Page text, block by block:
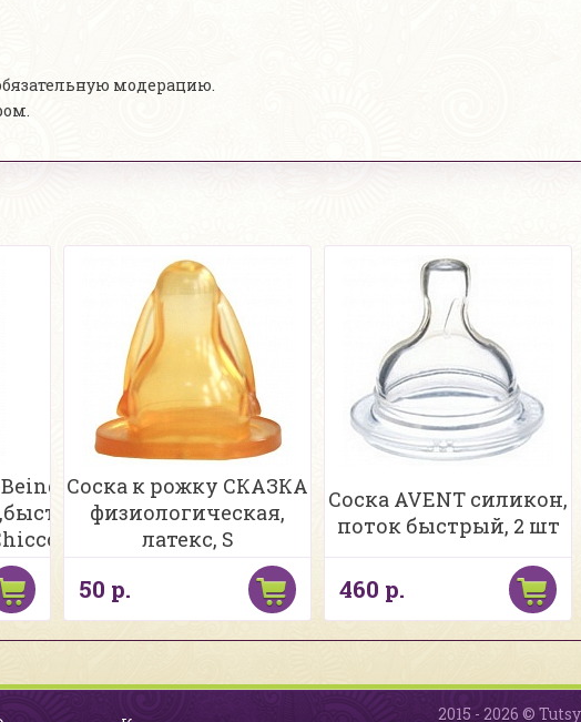
модерацию.
Соска к рожку СКАЗКА
физиологическая,
латекс, S
50 р.
Соска AVENT силикон,
поток быстрый, 2 шт
460 р.
2015 - 2026 ©